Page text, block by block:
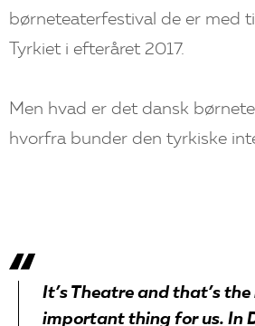
børneteaterfestival de er med
Tyrkiet i efteråret 2017.
Men hvad er det dansk
hvorfra bunder den tyrkiske
It’s Theatre and that’s
important thing for us. In